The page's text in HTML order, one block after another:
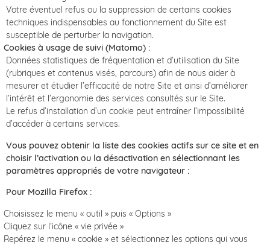
Votre éventuel refus ou la suppression de certains cookies
techniques indispensables au fonctionnement du Site est
susceptible de perturber la navigation.
Cookies à usage de suivi (Matomo) :
Données statistiques de fréquentation et d’utilisation du Site
(rubriques et contenus visés, parcours) afin de nous aider à
mesurer et étudier l’efficacité de notre Site et ainsi d’améliorer
l’intérêt et l’ergonomie des services consultés sur le Site.
Le refus d’installation d’un cookie peut entraîner l’impossibilité
d’accéder à certains services.
Vous pouvez obtenir la liste des cookies actifs sur ce site et en
choisir l’activation ou la désactivation en sélectionnant les
paramètres appropriés de votre navigateur :
Pour Mozilla Firefox :
Choisissez le menu « outil » puis « Options »
Cliquez sur l’icône « vie privée »
Repérez le menu « cookie » et sélectionnez les options qui vous